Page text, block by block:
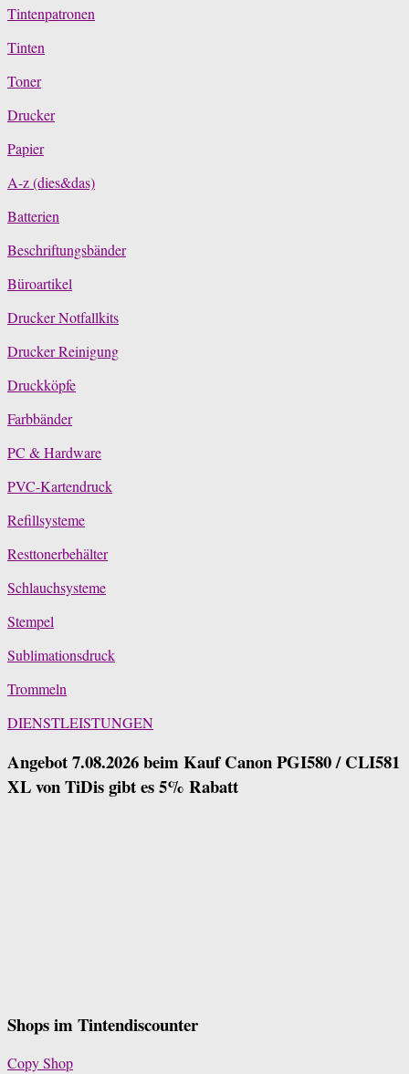
Tintenpatronen
Tinten
Toner
Drucker
Papier
A-z (dies&das)
Batterien
Beschriftungsbänder
Büroartikel
Drucker Notfallkits
Drucker Reinigung
Druckköpfe
Farbbänder
PC & Hardware
PVC-Kartendruck
Refillsysteme
Resttonerbehälter
Schlauchsysteme
Stempel
Sublimationsdruck
Trommeln
DIENSTLEISTUNGEN
Angebot 7.08.2026 beim Kauf Canon PGI580 / CLI581
XL von TiDis gibt es 5% Rabatt
Shops im Tintendiscounter
Copy Shop